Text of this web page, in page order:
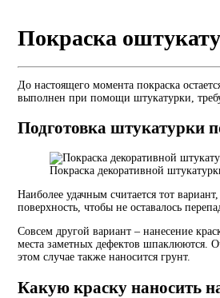
Покраска
До настоящего момента покраска
выполнен при помощи штукатурки,
Подготовка штукатурки
Покраска декоративной
Наиболее удачным считается тот
поверхность, чтобы не оставалось
Совсем другой вариант – нанесение
места заметных дефектов шпаклюются.
этом случае также наносится грунт.
Какую краску наносить